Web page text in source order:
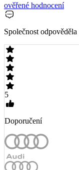
ověřené hodnocení
Společnost odpověděla
5
Doporučení